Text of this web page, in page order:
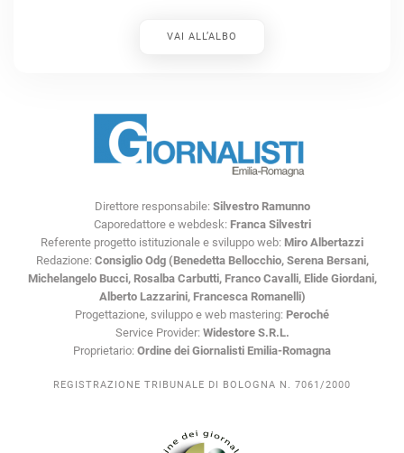
VAI ALL’ALBO
Direttore responsabile: Silvestro Ramunno
Caporedattore e webdesk: Franca Silvestri
Referente progetto istituzionale e sviluppo web: Miro Albertazzi
Redazione: Consiglio Odg (Benedetta Bellocchio, Serena Bersani,
Michelangelo Bucci, Rosalba Carbutti, Franco Cavalli, Elide Giordani,
Alberto Lazzarini, Francesca Romanelli)
Progettazione, sviluppo e web mastering: Peroché
Service Provider: Widestore S.R.L.
Proprietario: Ordine dei Giornalisti Emilia-Romagna
REGISTRAZIONE TRIBUNALE DI BOLOGNA N. 7061/2000